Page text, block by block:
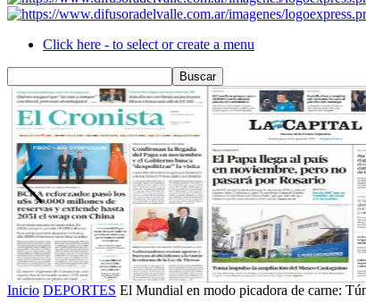
Click here - to select or create a menu
Inicio DEPORTES El Mundial en modo picadora de carne: